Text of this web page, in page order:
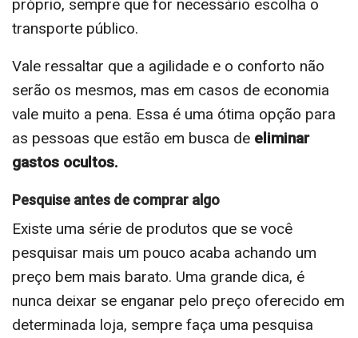
próprio, sempre que for necessário escolha o
transporte público.
Vale ressaltar que a agilidade e o conforto não
serão os mesmos, mas em casos de economia
vale muito a pena. Essa é uma ótima opção para
as pessoas que estão em busca de eliminar
gastos ocultos.
Pesquise antes de comprar algo
Existe uma série de produtos que se você
pesquisar mais um pouco acaba achando um
preço bem mais barato. Uma grande dica, é
nunca deixar se enganar pelo preço oferecido em
determinada loja, sempre faça uma pesquisa